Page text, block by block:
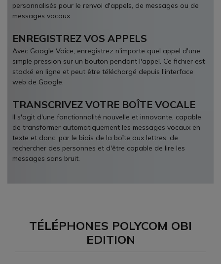
personnalisés pour le renvoi d'appels, de messages ou de
messages vocaux.
ENREGISTREZ VOS APPELS
Avec Google Voice, enregistrez n'importe quel appel d'une
simple pression sur un bouton pendant l'appel. Ce fichier est
stocké en ligne et peut être téléchargé depuis l'interface
web de Google.
TRANSCRIVEZ VOTRE BOÎTE VOCALE
Il s'agit d'une fonctionnalité nouvelle et innovante, capable
de transformer automatiquement les messages vocaux en
texte et donc, par le biais de la boîte aux lettres, de
rechercher des personnes et d'être capable de lire les
messages sans bruit.
TÉLÉPHONES POLYCOM OBI
EDITION